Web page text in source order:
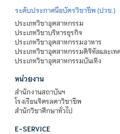
ระดับประกาศนียบัตรวิชาชีพ (ปวช.)
ประเภทวิชาอุตสาหกรรม
ประเภทวิชาบริหารธุรกิจ
ประเภทวิชาอุตสาหกรรมอาหาร
ประเภทวิชาอุตสาหกรรมดิจิทัลและเท
ประเภทวิชาอุตสาหกรรมบันเทิง
หน่วยงาน
สำนักงานสถาบันฯ
โรงเรียนจิตรลดาวิชาชีพ
สำนักวิชาศึกษาทั่วไป
E-SERVICE